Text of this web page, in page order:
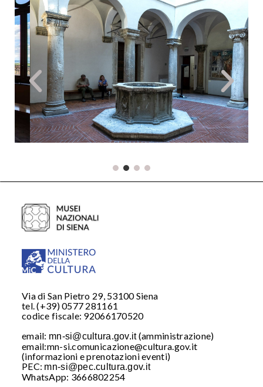
Via di San Pietro 29, 53100 Siena
tel. (+39) 0577 281161
codice fiscale: 92066170520
email: mn-si@cultura.gov.it(amministrazione)
email:mn-si.comunicazione@cultura.gov.it
(informazioni e prenotazioni eventi)
PEC: mn-si@pec.cultura.gov.it
WhatsApp: 3666802254